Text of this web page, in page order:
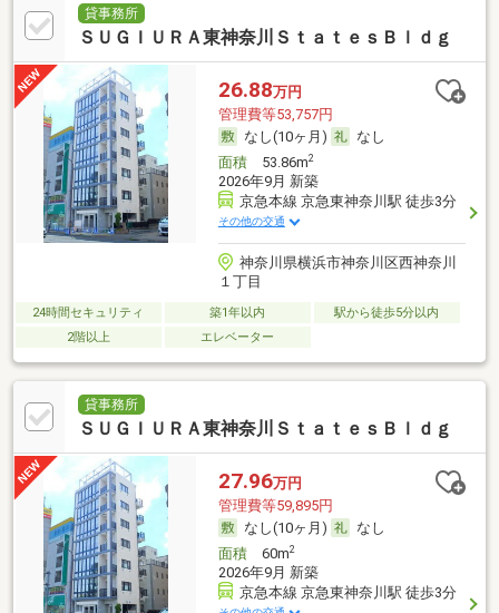
貸事務所
ＳＵＧＩＵＲＡ東神奈川ＳｔａｔｅｓＢｌｄｇ
26.88万円
管理費等53,757円
なし(10ヶ月)
なし
面積53.86m2
2026年9月 新築
京急本線 京急東神奈川駅 徒歩3分
その他の交通
神奈川県横浜市神奈川区西神奈川
１丁目
24時間セキュリティ 築1年以内
駅から徒歩5分以内
2階以上
エレベーター
貸事務所
ＳＵＧＩＵＲＡ東神奈川ＳｔａｔｅｓＢｌｄｇ
27.96万円
管理費等59,895円
なし(10ヶ月)
なし
面積60m2
2026年9月 新築
京急本線 京急東神奈川駅 徒歩3分